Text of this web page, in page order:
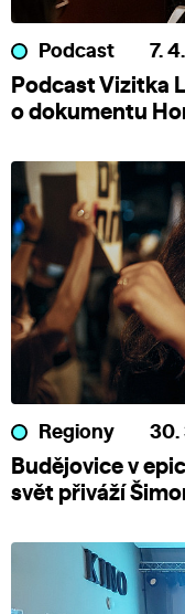
Podcast 7.
Podcast Vizitka
o dokumentu
Regiony 30.
Budějovice v
svět přiváží